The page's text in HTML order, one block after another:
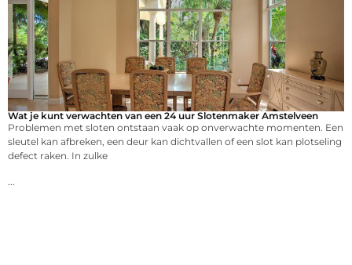
Wat je kunt verwachten van een 24 uur Slotenmaker Amstelveen
Problemen met sloten ontstaan vaak op onverwachte momenten. Een
sleutel kan afbreken, een deur kan dichtvallen of een slot kan plotseling
defect raken. In zulke